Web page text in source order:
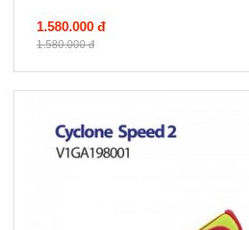
1.580.000 đ
1.580.000 đ